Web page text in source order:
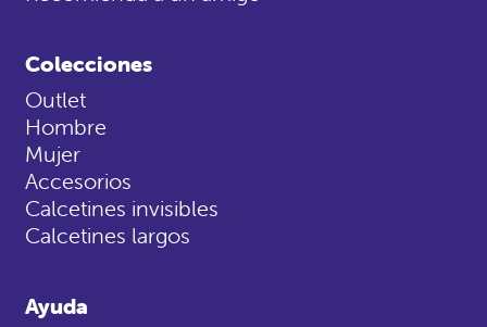
Colecciones
Outlet
Hombre
Mujer
Accesorios
Calcetines invisibles
Calcetines largos
Ayuda